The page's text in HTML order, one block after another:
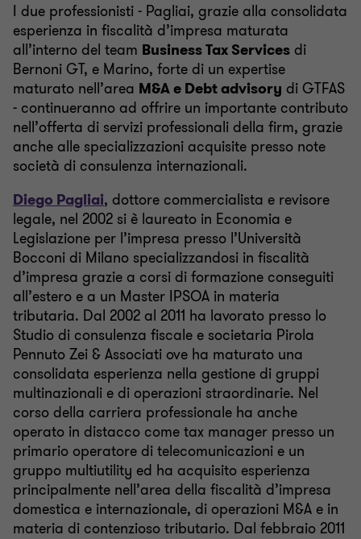
I due professionisti - Pagliai, grazie alla consolidata
esperienza in fiscalità d’impresa maturata
all’interno del team Business Tax Services di
Bernoni GT, e Marino, forte di un expertise
maturato nell’area M&A e Debt advisory di GTFAS
- continueranno ad offrire un importante contributo
nell’offerta di servizi professionali della firm, grazie
anche alle specializzazioni acquisite presso note
società di consulenza internazionali.
Diego Pagliai, dottore commercialista e revisore
legale, nel 2002 si è laureato in Economia e
Legislazione per l’impresa presso l’Università
Bocconi di Milano specializzandosi in fiscalità
d’impresa grazie a corsi di formazione conseguiti
all’estero e a un Master IPSOA in materia
tributaria. Dal 2002 al 2011 ha lavorato presso lo
Studio di consulenza fiscale e societaria Pirola
Pennuto Zei & Associati ove ha maturato una
consolidata esperienza nella gestione di gruppi
multinazionali e di operazioni straordinarie. Nel
corso della carriera professionale ha anche
operato in distacco come tax manager presso un
primario operatore di telecomunicazioni e un
gruppo multiutility ed ha acquisito esperienza
principalmente nell’area della fiscalità d’impresa
domestica e internazionale, di operazioni M&A e in
materia di contenzioso tributario. Dal febbraio 2011